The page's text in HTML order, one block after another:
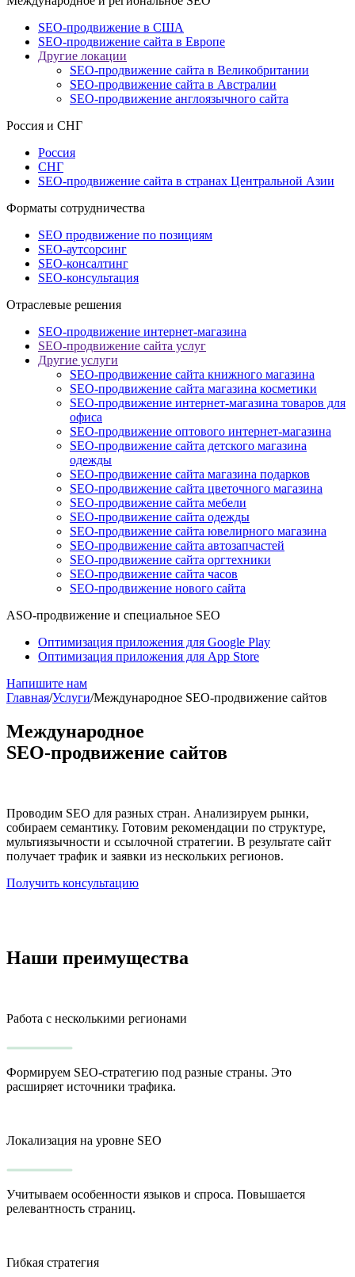
SEO-продвижение в США
SEO-продвижение сайта в Европе
Другие локации
SEO-продвижение сайта в Великобритании
SEO-продвижение сайта в Австралии
SEO-продвижение англоязычного сайта
Россия и СНГ
Россия
СНГ
SEO-продвижение сайта в странах Центральной Азии
Форматы сотрудничества
SEO продвижение по позициям
SEO-аутсорсинг
SEO-консалтинг
SEO-консультация
Отраслевые решения
SEO-продвижение интернет-магазина
SEO-продвижение сайта услуг
Другие услуги
SEO-продвижение сайта книжного магазина
SEO-продвижение сайта магазина косметики
SEO-продвижение интернет-магазина товаров для
офиса
SEO-продвижение оптового интернет-магазина
SEO-продвижение сайта детского магазина
одежды
SEO-продвижение сайта магазина подарков
SEO-продвижение сайта цветочного магазина
SEO-продвижение сайта мебели
SEO-продвижение сайта одежды
SEO-продвижение сайта ювелирного магазина
SEO-продвижение сайта автозапчастей
SEO-продвижение сайта оргтехники
SEO-продвижение сайта часов
SEO-продвижение нового сайта
ASO-продвижение и специальное SEO
Оптимизация приложения для Google Play
Оптимизация приложения для App Store
Напишите нам
Главная/Услуги/Международное SEO-продвижение сайтов
Международное
SEO-продвижение сайтов
Проводим SEO для разных стран. Анализируем рынки,
собираем семантику. Готовим рекомендации по структуре,
мультиязычности и ссылочной стратегии. В результате сайт
получает трафик и заявки из нескольких регионов.
Получить консультацию
Наши преимущества
Работа с несколькими регионами
Формируем SEO-стратегию под разные страны. Это
расширяет источники трафика.
Локализация на уровне SEO
Учитываем особенности языков и спроса. Повышается
релевантность страниц.
Гибкая стратегия